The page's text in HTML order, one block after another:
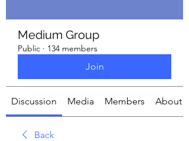
Medium Group
Public · 134 members
Join
Discussion Media Members About
Back